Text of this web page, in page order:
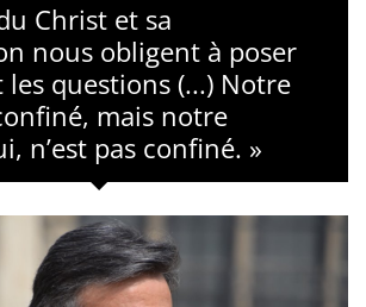
Christ et sa
nous obligent à poser
questions (...) Notre
mais notre
n’est pas confiné. »